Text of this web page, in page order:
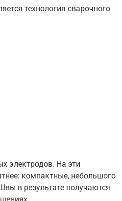
технология сварочного
электродов. На эти
компактные, небольшого
в результате получаются